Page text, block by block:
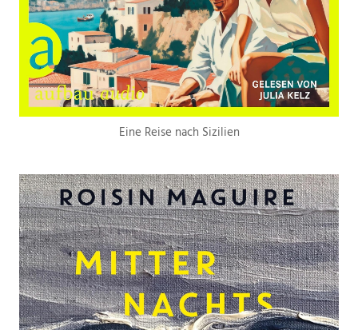
Eine Reise nach Sizilien